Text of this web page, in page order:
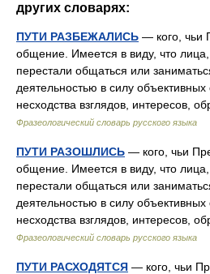
других словарях:
ПУТИ РАЗБЕЖАЛИСЬ — кого, чьи
общение. Имеется в виду, что
перестали общаться или
деятельностью в силу объективных
несходства взглядов, интересов,
Фразеологический словарь русского языка
ПУТИ РАЗОШЛИСЬ — кого, чьи
общение. Имеется в виду, что
перестали общаться или
деятельностью в силу объективных
несходства взглядов, интересов,
Фразеологический словарь русского языка
ПУТИ РАСХОДЯТСЯ — кого, чьи